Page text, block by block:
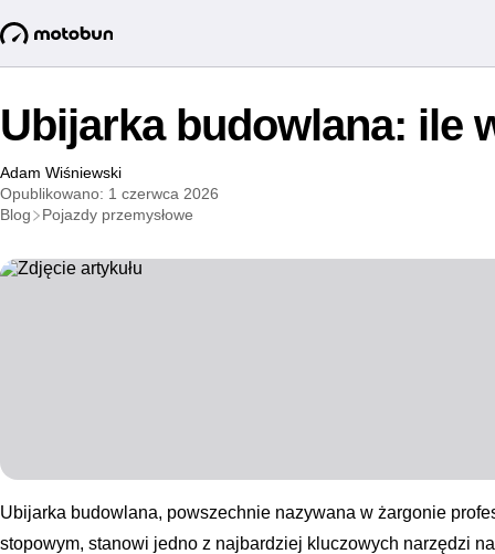
Ubijarka budowlana: ile
Adam Wiśniewski
Opublikowano: 1 czerwca 2026
Blog
Pojazdy przemysłowe
Ubijarka budowlana, powszechnie nazywana w żargonie
stopowym, stanowi jedno z najbardziej kluczowych narzędzi